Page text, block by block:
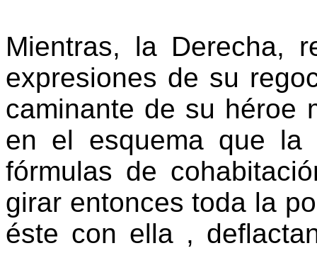
Mientras, la Derecha,
expresiones de su
caminante de su héroe
en el esquema que la
fórmulas de
girar entonces toda la
éste con ella ,